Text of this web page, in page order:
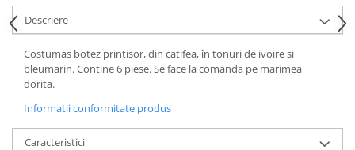
Descriere
Costumas botez printisor, din catifea, în tonuri de ivoire si
bleumarin. Contine 6 piese. Se face la comanda pe marimea
dorita.
Informatii conformitate produs
Caracteristici